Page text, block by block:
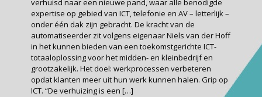
verhuisd naar een nieuwe pand, waar alle benodigde
expertise op gebied van ICT, telefonie en AV – letterlijk –
onder één dak zijn gebracht. De kracht van de
automatiseerder zit volgens eigenaar Niels van der Hoff
in het kunnen bieden van een toekomstgerichte ICT-
totaaloplossing voor het midden- en kleinbedrijf en
grootzakelijk. Het doel: werkprocessen verbeteren
opdat klanten meer uit hun werk kunnen halen. Grip op
ICT. “De verhuizing is een […]